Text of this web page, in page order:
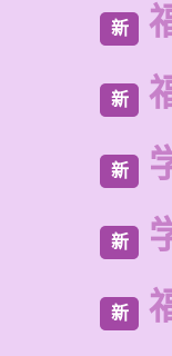
新
新
新
新
新